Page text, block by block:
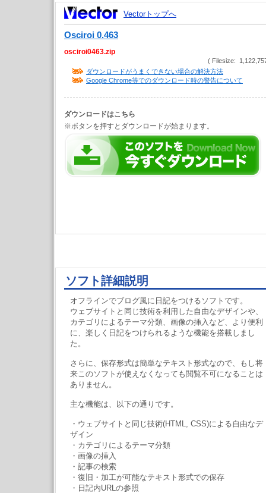
Vectorトップへ
Osciroi 0.463
osciroi0463.zip
( Filesize:
ダウンロードがうまくできない場合の解決方法
Google Chrome等でのダウンロード時の警告について
ダウンロードはこちら
※ボタンを押すとダウンロードが始まります。
ソフト詳細説明
オフラインでブログ風に日記をつけるソフトです。
ウェブサイトと同じ技術を利用した自由なデザインや、
カテゴリによるテーマ分類、画像の挿入など、より便利
に、楽しく日記をつけられるような機能を搭載しまし
た。
さらに、保存形式は簡単なテキスト形式なので、もし将
来このソフトが使えなくなっても閲覧不可になることは
ありません。
主な機能は、以下の通りです。
・ウェブサイトと同じ技術(HTML, CSS)による自由なデ
ザイン
・カテゴリによるテーマ分類
・画像の挿入
・記事の検索
・復旧・加工が可能なテキスト形式での保存
・日記内URLの参照